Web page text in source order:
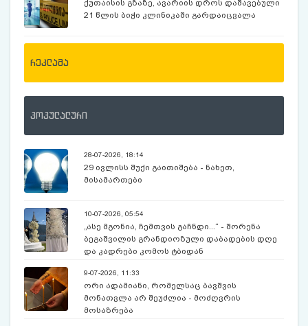
ქუთაისის გზაზე, ავარიის დროს დაშავებული
21 წლის ბიჭი კლინიკაში გარდაიცვალა
რეკლამა
პოპულალური
28-07-2026, 18:14
29 ივლისს შუქი გაითიშება - ნახეთ,
მისამართები
10-07-2026, 05:54
„ასე მგონია, ჩემთვის გაჩნდი...“ - შორენა
ბეგაშვილის გრანდიოზული დაბადების დღე
და კადრები კომოს ტბიდან
9-07-2026, 11:33
ორი ადამიანი, რომელსაც ბავშვის
მონათვლა არ შეუძლია - მოძღვრის
მოსაზრება